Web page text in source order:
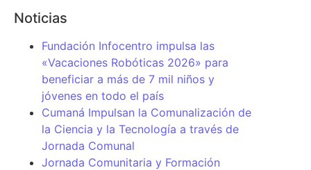
Noticias
Fundación Infocentro impulsa las
«Vacaciones Robóticas 2026» para
beneficiar a más de 7 mil niños y
jóvenes en todo el país
Cumaná Impulsan la Comunalización de
la Ciencia y la Tecnología a través de
Jornada Comunal
Jornada Comunitaria y Formación